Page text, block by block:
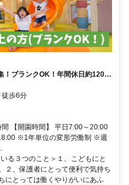
！ブランクOK！年間休日約120日
徒歩6分
【開園時間】 平日7:00～20:00
※1年単位の変形労働制 ※週
る３つのこと＞１、こどもにと
２、保護者にとって便利で気持ち
にとっては働くやりがいにあふ